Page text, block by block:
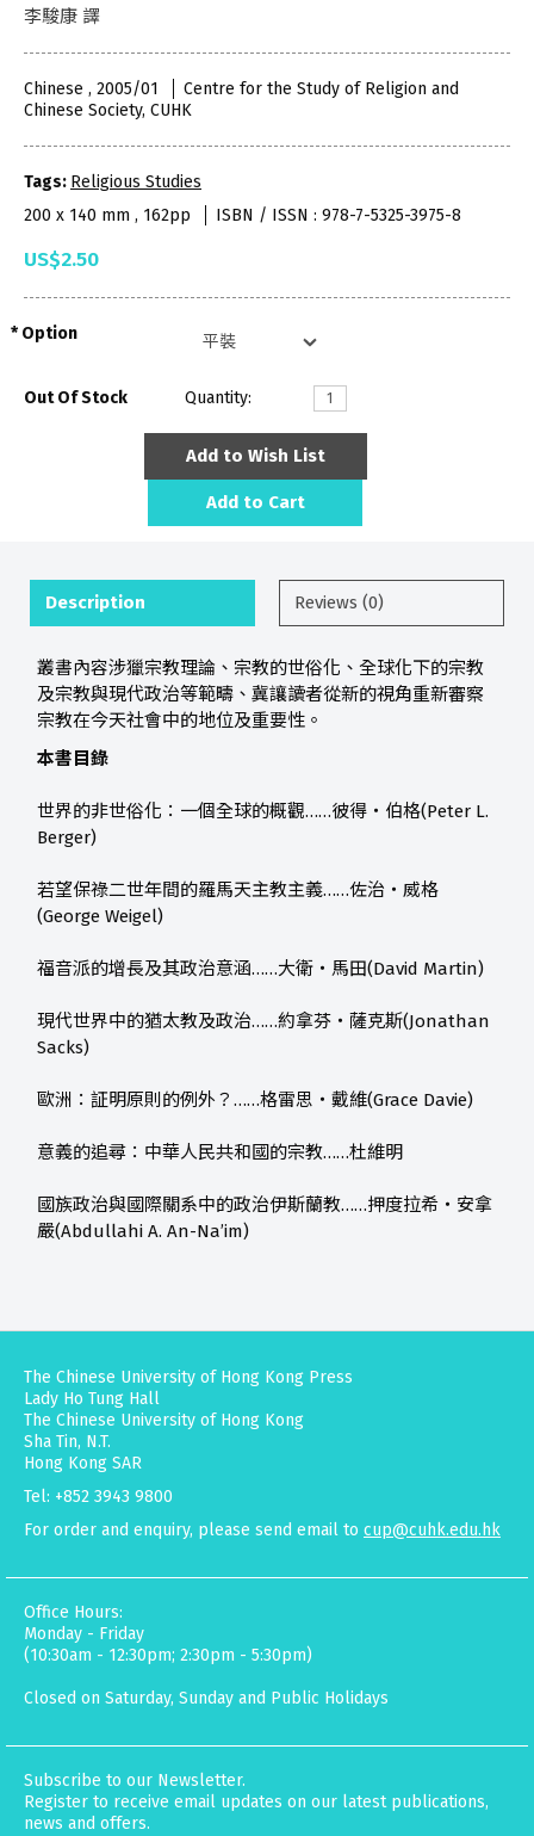
李駿康 譯
Chinese , 2005/01
Centre for the Study of Religion and
Chinese Society, CUHK
Tags: Religious Studies
200 x 140 mm , 162pp
ISBN / ISSN : 978-7-5325-3975-8
US$2.50
Option
Out Of Stock Quantity:
Add to Wish List
Add to Cart
Description Reviews (0)
叢書內容涉獵宗教理論、宗教的世俗化、全球化下的宗教
及宗教與現代政治等範疇、冀讓讀者從新的視角重新審察
宗教在今天社會中的地位及重要性。
本書目錄
世界的非世俗化：一個全球的概觀……彼得‧伯格(Peter L.
Berger)
若望保祿二世年間的羅馬天主教主義……佐治‧威格
(George Weigel)
福音派的增長及其政治意涵……大衛‧馬田(David Martin)
現代世界中的猶太教及政治……約拿芬‧薩克斯(Jonathan
Sacks)
歐洲：証明原則的例外？……格雷思‧戴維(Grace Davie)
意義的追尋：中華人民共和國的宗教……杜維明
國族政治與國際關系中的政治伊斯蘭教……押度拉希‧安拿
嚴(Abdullahi A. An-Na’im)
The Chinese University of Hong Kong Press
Lady Ho Tung Hall
The Chinese University of Hong Kong
Sha Tin, N.T.
Hong Kong SAR
Tel: +852 3943 9800
For order and enquiry, please send email to cup@cuhk.edu.hk
Office Hours:
Monday - Friday
(10:30am - 12:30pm; 2:30pm - 5:30pm)
Closed on Saturday, Sunday and Public Holidays
Subscribe to our Newsletter.
Register to receive email updates on our latest publications,
news and offers.